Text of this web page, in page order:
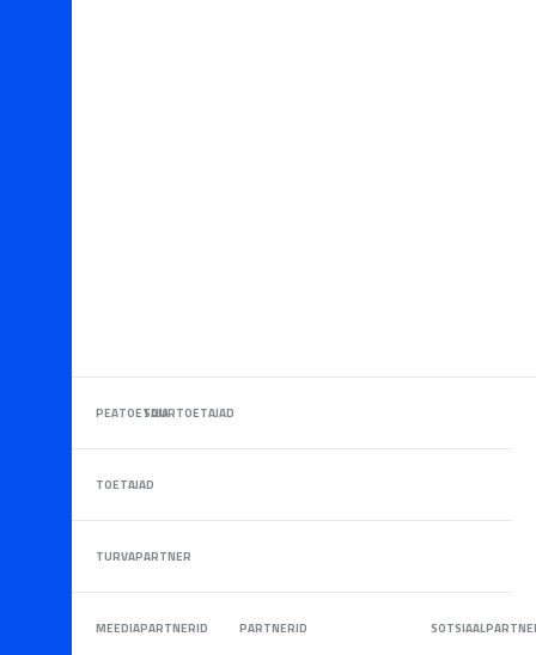
PEATOETAJASUURTOETAJAD
TOETAJAD
TURVAPARTNER
MEEDIAPARTNERID PARTNERID